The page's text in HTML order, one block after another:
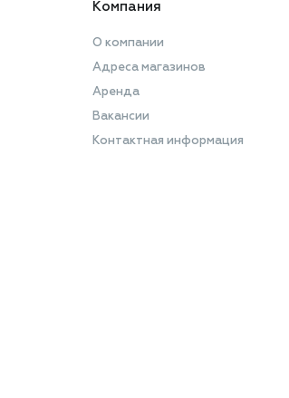
Компания
О компании
Адреса магазинов
Аренда
Вакансии
Контактная информация